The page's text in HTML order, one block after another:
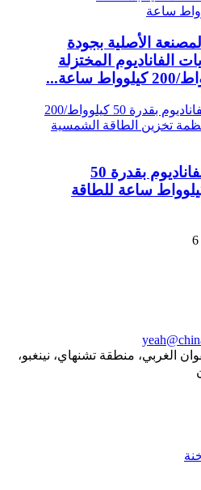
الأصلية بجودة
الفاناديوم المختزلة
بطارية تدفق الفاناديوم بقدرة 50
200 كيلوواط ساعة للطاقة
الغربي، منطقة تشنهاي، نينغبو،